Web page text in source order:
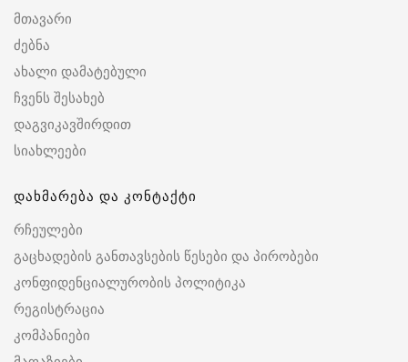
მთავარი
ძებნა
ახალი დამატებული
ჩვენს შესახებ
დაგვიკავშირდით
სიახლეები
დახმარება და კონტაქტი
რჩეულები
გაცხადების განთავსების წესები და პირობები
კონფიდენციალურობის პოლიტიკა
რეგისტრაცია
კომპანიები